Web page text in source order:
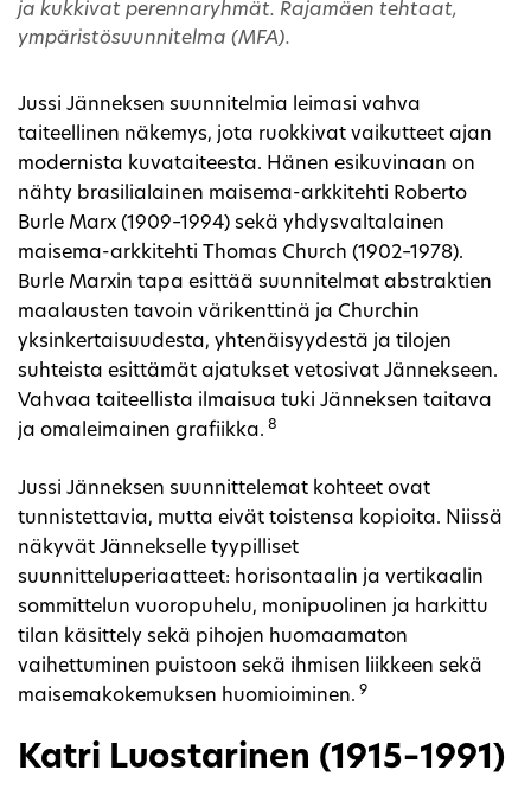
ja kukkivat perennaryhmät. Rajamäen tehtaat,
ympäristösuunnitelma (MFA).
Jussi Jänneksen suunnitelmia leimasi vahva
taiteellinen näkemys, jota ruokkivat vaikutteet ajan
modernista kuvataiteesta. Hänen esikuvinaan on
nähty brasilialainen maisema-arkkitehti Roberto
Burle Marx (1909–1994) sekä yhdysvaltalainen
maisema-arkkitehti Thomas Church (1902–1978).
Burle Marxin tapa esittää suunnitelmat abstraktien
maalausten tavoin värikenttinä ja Churchin
yksinkertaisuudesta, yhtenäisyydestä ja tilojen
suhteista esittämät ajatukset vetosivat Jännekseen.
Vahvaa taiteellista ilmaisua tuki Jänneksen taitava
ja omaleimainen grafiikka. 8
Jussi Jänneksen suunnittelemat kohteet ovat
tunnistettavia, mutta eivät toistensa kopioita. Niissä
näkyvät Jännekselle tyypilliset
suunnitteluperiaatteet: horisontaalin ja vertikaalin
sommittelun vuoropuhelu, monipuolinen ja harkittu
tilan käsittely sekä pihojen huomaamaton
vaihettuminen puistoon sekä ihmisen liikkeen sekä
maisemakokemuksen huomioiminen. 9
Katri Luostarinen (1915–1991)